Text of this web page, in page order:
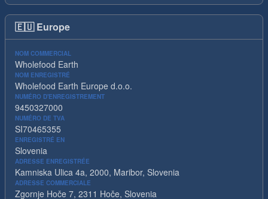
🇪🇺 Europe
NOM COMMERCIAL
Wholefood Earth
NOM ENREGISTRÉ
Wholefood Earth Europe d.o.o.
NUMÉRO D'ENREGISTREMENT
9450327000
NUMÉRO DE TVA
SI70465355
ENREGISTRÉ EN
Slovenia
ADRESSE ENREGISTRÉE
Kamniska Ulica 4a, 2000, Maribor, Slovenia
ADRESSE COMMERCIALE
Zgornje Hoče 7, 2311 Hoče, Slovenia